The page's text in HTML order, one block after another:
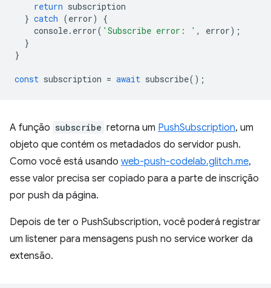
return subscription
} catch (error)
{
console. error( 'Subscribe error: ' , error);
}
}
const subscription = await subscribe();
A função subscribe retorna um PushSubscription, um
objeto que contém os metadados do servidor push.
Como você está usando web-push-codelab.glitch.me,
esse valor precisa ser copiado para a parte de inscrição
por push da página.
Depois de ter o PushSubscription, você poderá registrar
um listener para mensagens push no service worker da
extensão.